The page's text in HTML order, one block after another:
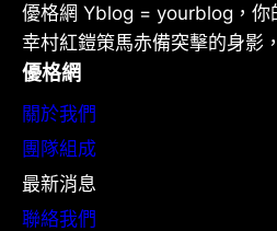
優格網 Yblog = yourblog，你
幸村紅鎧策馬赤備突擊的身影
優格網
關於我們
團隊組成
最新消息
聯絡我們